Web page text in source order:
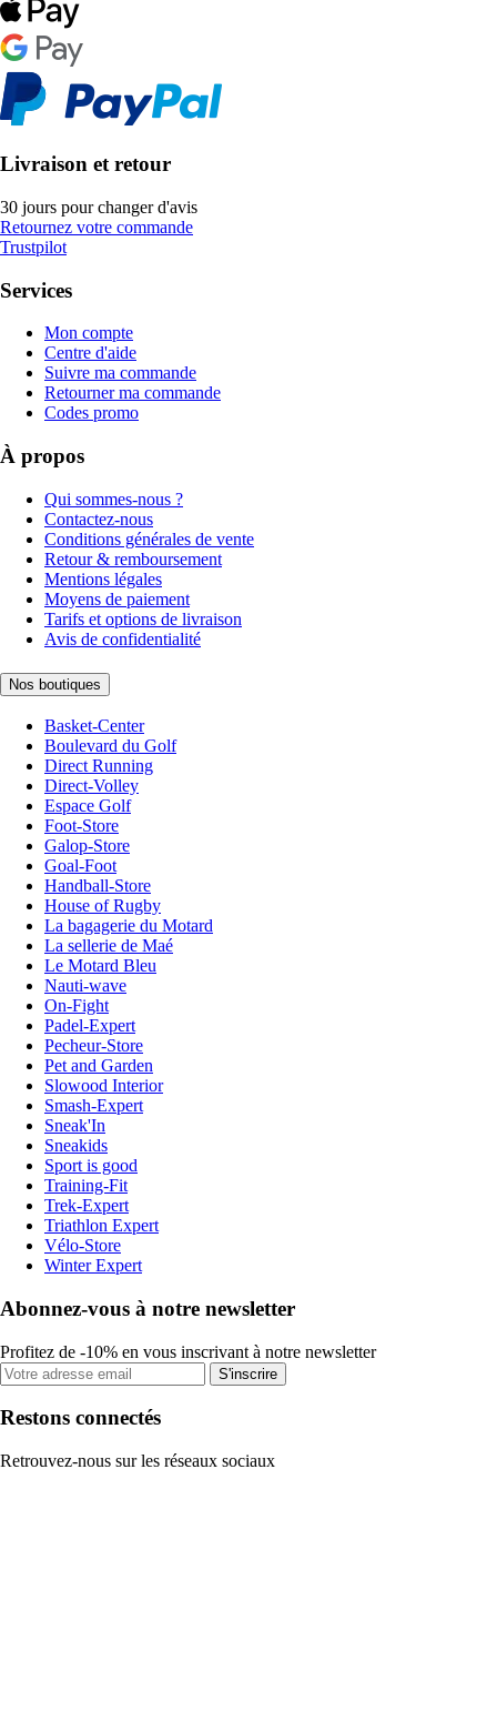
Livraison et retour
30 jours pour changer d'avis
Retournez votre commande
Trustpilot
Services
Mon compte
Centre d'aide
Suivre ma commande
Retourner ma commande
Codes promo
À propos
Qui sommes-nous ?
Contactez-nous
Conditions générales de vente
Retour & remboursement
Mentions légales
Moyens de paiement
Tarifs et options de livraison
Avis de confidentialité
Nos boutiques
Basket-Center
Boulevard du Golf
Direct Running
Direct-Volley
Espace Golf
Foot-Store
Galop-Store
Goal-Foot
Handball-Store
House of Rugby
La bagagerie du Motard
La sellerie de Maé
Le Motard Bleu
Nauti-wave
On-Fight
Padel-Expert
Pecheur-Store
Pet and Garden
Slowood Interior
Smash-Expert
Sneak'In
Sneakids
Sport is good
Training-Fit
Trek-Expert
Triathlon Expert
Vélo-Store
Winter Expert
Abonnez-vous à notre newsletter
Profitez de -10% en vous inscrivant à notre newsletter
S'inscrire
Restons connectés
Retrouvez-nous sur les réseaux sociaux